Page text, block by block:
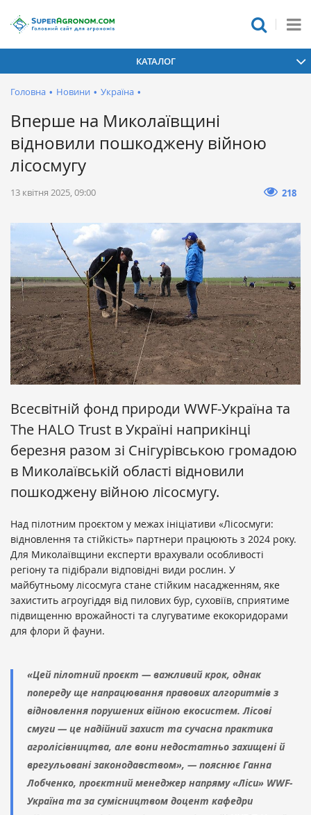
КАТАЛОГ
Головна • Новини • Україна •
Вперше на Миколаївщині
відновили пошкоджену війною
лісосмугу
13 квітня 2025, 09:00 218
Всесвітній фонд природи WWF-Україна та
The HALO Trust в Україні наприкінці
березня разом зі Снігурівською громадою
в Миколаївській області відновили
пошкоджену війною лісосмугу.
Над пілотним проєктом у межах ініціативи «Лісосмуги:
відновлення та стійкість» партнери працюють з 2024 року.
Для Миколаївщини експерти врахували особливості
регіону та підібрали відповідні види рослин. У
майбутньому лісосмуга стане стійким насадженням, яке
захистить агроугіддя від пилових бур, суховіїв, сприятиме
підвищенню врожайності та слугуватиме екокоридорами
для флори й фауни.
«Цей пілотний проєкт — важливий крок, однак
попереду ще напрацювання правових алгоритмів з
відновлення порушених війною екосистем. Лісові
смуги — це надійний захист та сучасна практика
агролісівництва, але вони недостатньо захищені й
врегульовані законодавством», — пояснює Ганна
Лобченко, проєктний менеджер напряму «Ліси» WWF-
Україна та за сумісництвом доцент кафедри